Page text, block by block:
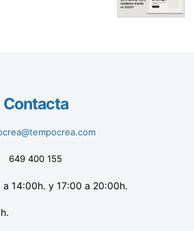
Contacta
649 400 155
14:00h. y 17:00 a 20:00h.